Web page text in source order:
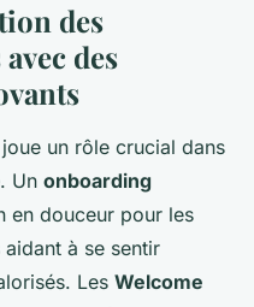
des
des
joue un rôle crucial dans
Un onboarding
en douceur pour les
à se sentir
Les Welcome